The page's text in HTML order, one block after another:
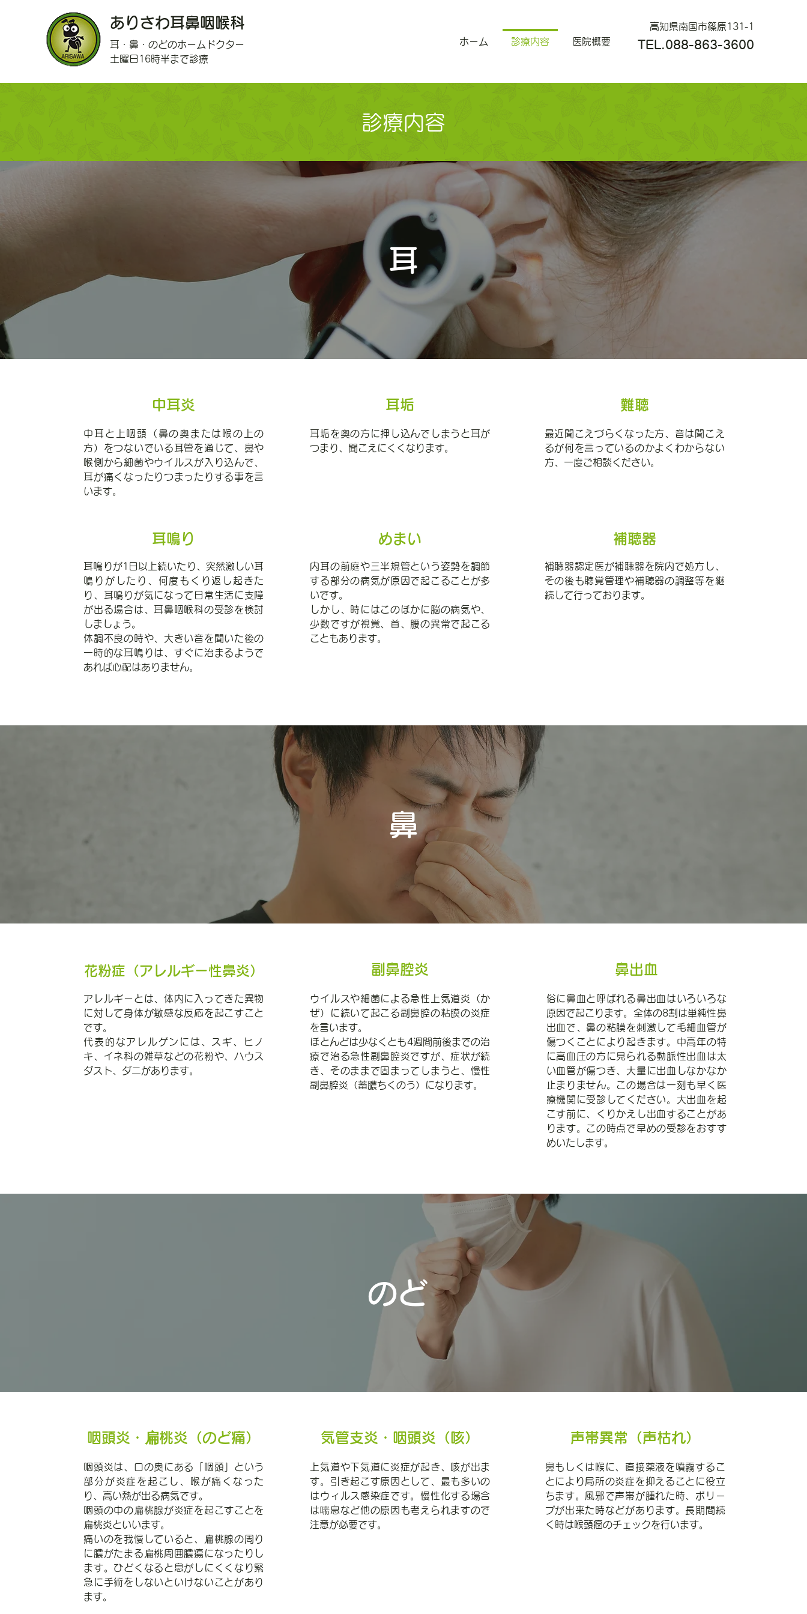
ありさわ耳鼻咽喉科
耳・鼻・のどのホームドクター
土曜日16時半まで診療
ホーム 診療内容 医院概要
高知県南国市篠原131-1
TEL.088-863-3600
診療内容
耳
中耳炎
中耳と上咽頭（鼻の奥または喉の上の
方）をつないでいる耳管を通じて、鼻や
喉側から細菌やウイルスが入り込んで、
耳が痛くなったりつまったりする事を言
います。
耳垢
耳垢を奥の方に押し込んでしまうと耳が
つまり、聞こえにくくなります。
難聴
最近聞こえづらくなった方、音は聞こえ
るが何を言っているのかよくわからない
方、一度ご相談ください。
耳鳴り
耳鳴りが1日以上続いたり、突然激しい耳
鳴りがしたり、何度もくり返し起きた
り、耳鳴りが気になって日常生活に支障
が出る場合は、耳鼻咽喉科の受診を検討
しましょう。
体調不良の時や、大きい音を聞いた後の
一時的な耳鳴りは、すぐに治まるようで
あれば心配はありません。
めまい
内耳の前庭や三半規管という姿勢を調節
する部分の病気が原因で起こることが多
いです。
しかし、時にはこのほかに脳の病気や、
少数ですが視覚、首、腰の異常で起こる
こともあります。
補聴器
補聴器認定医が補聴器を院内で処方し、
その後も聴覚管理や補聴器の調整等を継
続して行っております。
鼻
花粉症（アレルギー性鼻炎）
アレルギーとは、体内に入ってきた異物
に対して身体が敏感な反応を起こすこと
です。
代表的なアレルゲンには、スギ、ヒノ
キ、イネ科の雑草などの花粉や、ハウス
ダスト、ダニがあります。
副鼻腔炎
ウイルスや細菌による急性上気道炎（か
ぜ）に続いて起こる副鼻腔の粘膜の炎症
を言います。
ほとんどは少なくとも4週間前後までの治
療で治る急性副鼻腔炎ですが、症状が続
き、そのままで固まってしまうと、慢性
副鼻腔炎（蓄膿ちくのう）になります。
鼻出血
俗に鼻血と呼ばれる鼻出血はいろいろな
原因で起こります。全体の8割は単純性鼻
出血で、鼻の粘膜を刺激して毛細血管が
傷つくことにより起きます。中高年の特
に高血圧の方に見られる動脈性出血は太
い血管が傷つき、大量に出血しなかなか
止まりません。この場合は一刻も早く医
療機関に受診してください。大出血を起
こす前に、くりかえし出血することがあ
ります。この時点で早めの受診をおすす
めいたします。
のど
咽頭炎・扁桃炎（のど痛）
咽頭炎は、口の奥にある「咽頭」という
部分が炎症を起こし、喉が痛くなった
り、高い熱が出る病気です。
咽頭の中の扁桃腺が炎症を起こすことを
扁桃炎といいます。
痛いのを我慢していると、扁桃腺の周り
に膿がたまる扁桃周囲膿瘍になったりし
ます。ひどくなると息がしにくくなり緊
急に手術をしないといけないことがあり
ます。
気管支炎・咽頭炎（咳）
上気道や下気道に炎症が起き、咳が出ま
す。引き起こす原因として、最も多いの
はウィルス感染症です。慢性化する場合
は喘息など他の原因も考えられますので
注意が必要です。
声帯異常（声枯れ）
鼻もしくは喉に、直接薬液を噴霧するこ
とにより局所の炎症を抑えることに役立
ちます。風邪で声帯が腫れた時、ポリー
プが出来た時などがあります。長期間続
く時は喉頭癌のチェックを行います。